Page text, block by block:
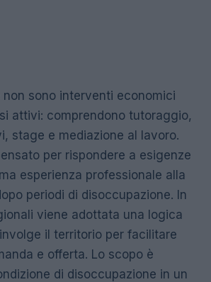
sono interventi economici
attivi: comprendono tutoraggio,
stage e mediazione al lavoro.
per rispondere a esigenze
esperienza professionale alla
periodi di disoccupazione. In
viene adottata una logica
il territorio per facilitare
e offerta. Lo scopo è
di disoccupazione in un